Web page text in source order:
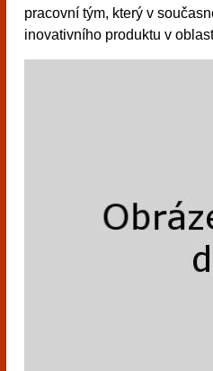
pracovní tým, který v
inovativního produktu v
návštěvníky, tak pro příležitostné